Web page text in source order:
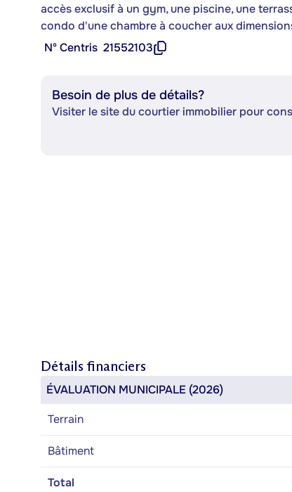
accès exclusif à un gym, une piscine, une
condo d'une chambre à coucher aux
Nº Centris 21552103
Besoin de plus de détails?
Visiter le site du courtier immobilier pour
Détails financiers
ÉVALUATION MUNICIPALE (2026)
Terrain
Bâtiment
Total